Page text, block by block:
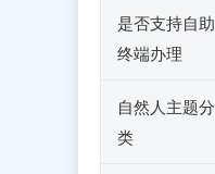
是否支持自助
终端办理
自然人主题分
类